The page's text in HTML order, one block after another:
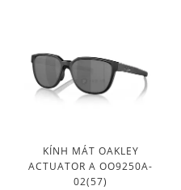
KÍNH MÁT OAKLEY
ACTUATOR A OO9250A-
02(57)